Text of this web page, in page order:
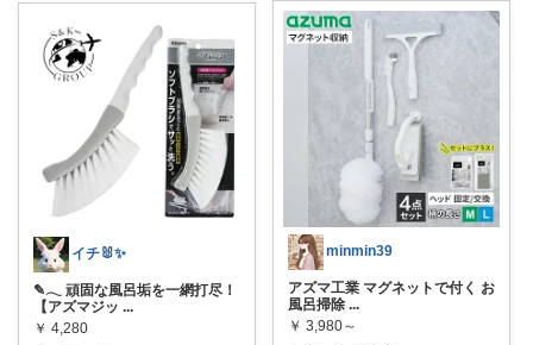
イチ🐰✨
✎𓂃 頑固な風呂垢を一網打尽！
【アズマジッ ...
￥ 4,280
minmin39
アズマ工業 マグネットで付く お
風呂掃除 ...
￥ 3,980～